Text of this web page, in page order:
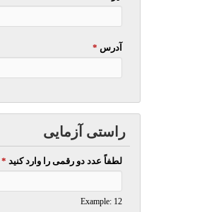
آدرس *
راستی آزمایی
لطفاً عدد دو رقمی را وارد کنید *
Example: 12